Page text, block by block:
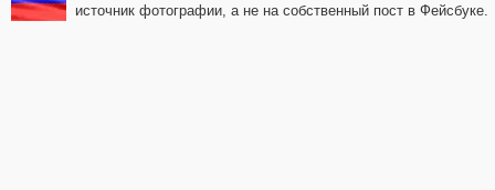
источник фотографии, а не на собственный пост в Фейсбуке.